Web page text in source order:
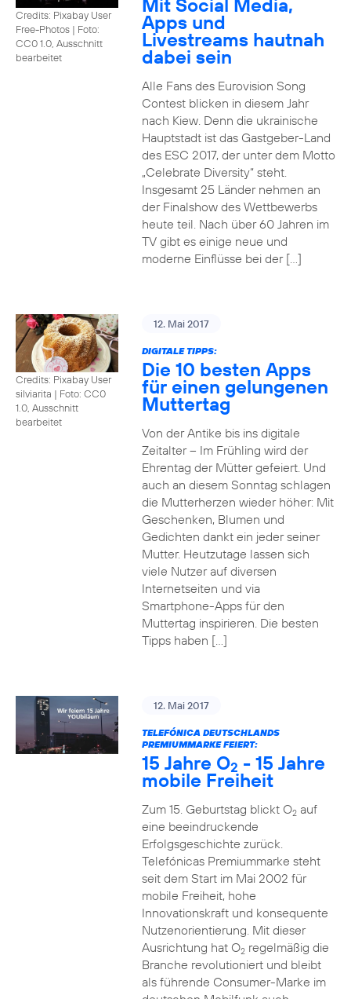
Credits: Pixabay User
Free-Photos | Foto:
CC0 1.0, Ausschnitt
bearbeitet
Mit Social Media,
Apps und
Livestreams hautnah
dabei sein
Alle Fans des Eurovision Song
Contest blicken in diesem Jahr
nach Kiew. Denn die ukrainische
Hauptstadt ist das Gastgeber-Land
des ESC 2017, der unter dem Motto
„Celebrate Diversity“ steht.
Insgesamt 25 Länder nehmen an
der Finalshow des Wettbewerbs
heute teil. Nach über 60 Jahren im
TV gibt es einige neue und
moderne Einflüsse bei der […]
Credits: Pixabay User
silviarita | Foto: CC0
1.0, Ausschnitt
bearbeitet
12. Mai 2017
DIGITALE TIPPS:
Die 10 besten Apps
für einen gelungenen
Muttertag
Von der Antike bis ins digitale
Zeitalter – Im Frühling wird der
Ehrentag der Mütter gefeiert. Und
auch an diesem Sonntag schlagen
die Mutterherzen wieder höher: Mit
Geschenken, Blumen und
Gedichten dankt ein jeder seiner
Mutter. Heutzutage lassen sich
viele Nutzer auf diversen
Internetseiten und via
Smartphone-Apps für den
Muttertag inspirieren. Die besten
Tipps haben […]
12. Mai 2017
TELEFÓNICA DEUTSCHLANDS
PREMIUMMARKE FEIERT:
15 Jahre O2 - 15 Jahre
mobile Freiheit
Zum 15. Geburtstag blickt O2auf
eine beeindruckende
Erfolgsgeschichte zurück.
Telefónicas Premiummarke steht
seit dem Start im Mai 2002 für
mobile Freiheit, hohe
Innovationskraft und konsequente
Nutzenorientierung. Mit dieser
Ausrichtung hat O2regelmäßig die
Branche revolutioniert und bleibt
als führende Consumer-Marke im